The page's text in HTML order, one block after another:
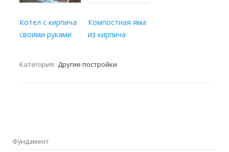
Котел с кирпича
своими руками
Компостная яма
из кирпича
Категория: Другие постройки
Фундамент